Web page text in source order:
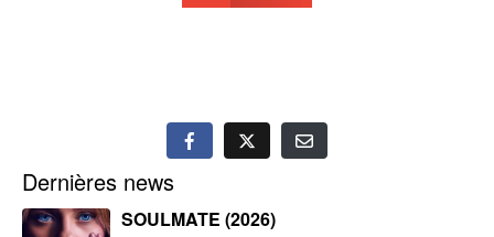
Dernières news
SOULMATE (2026)